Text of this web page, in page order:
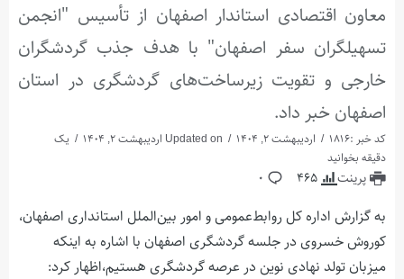
معاون اقتصادی استاندار اصفهان از تأسیس "انجمن
تسهیلگران سفر اصفهان" با هدف جذب گردشگران
خارجی و تقویت زیرساخت‌های گردشگری در استان
اصفهان خبر داد.
کد خبر :1816 اردیبهشت 2, 1404
یک
دقیقه بخوانید
پرینت 465
0
به گزارش اداره کل روابط‌عمومی و امور بین‌الملل استانداری اصفهان،
کوروش خسروی در جلسه گردشگری اصفهان با اشاره به اینکه
میزبان تولد نهادی نوین در عرصه گردشگری هستیم،اظهار کرد: